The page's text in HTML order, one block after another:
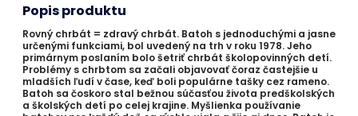
Popis produktu
Rovný chrbát = zdravý chrbát. Batoh s jednoduchými a jasne
určenými funkciami, bol uvedený na trh v roku 1978. Jeho
primárnym poslaním bolo šetriť chrbát školopovinných detí.
Problémy s chrbtom sa začali objavovať čoraz častejšie u
mladších ľudí v čase, keď boli populárne tašky cez rameno.
Batoh sa čoskoro stal bežnou súčasťou života predškolských
a školských detí po celej krajine. Myšlienka používanie